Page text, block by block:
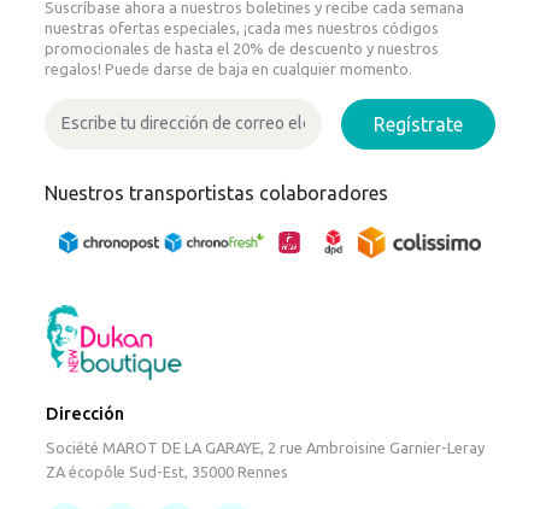
Suscríbase ahora a nuestros boletines y recibe cada semana
nuestras ofertas especiales, ¡cada mes nuestros códigos
promocionales de hasta el 20% de descuento y nuestros
regalos! Puede darse de baja en cualquier momento.
Regístrate
Nuestros transportistas colaboradores
Dirección
Société MAROT DE LA GARAYE, 2 rue Ambroisine Garnier-Leray
ZA écopôle Sud-Est, 35000 Rennes